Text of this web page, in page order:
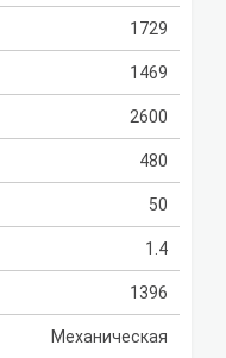
1729
1469
2600
480
50
1.4
1396
Механическая